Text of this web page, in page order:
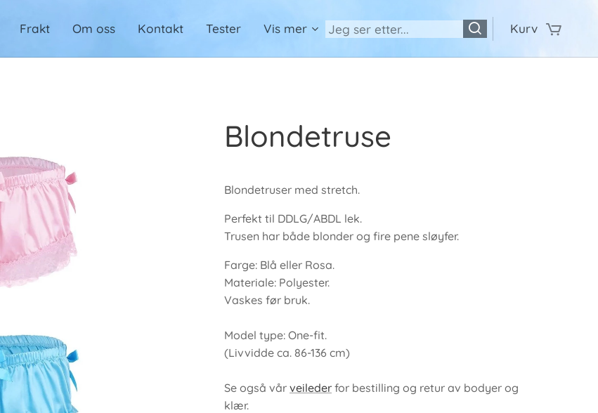
Frakt Om oss Kontakt Tester Vis mer Kurv
Blondetruse
Blondetruser med stretch.
Perfekt til DDLG/ABDL lek.
Trusen har både blonder og fire pene sløyfer.
Farge: Blå eller Rosa.
Materiale: Polyester.
Vaskes før bruk.
Model type: One-fit.
(Livvidde ca. 86-136 cm)
Se også vår veileder for bestilling og retur av bodyer og
klær.